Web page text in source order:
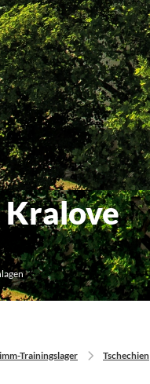
Trainingslager Tschechien